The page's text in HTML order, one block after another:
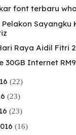
font terbaru
Sayangku
Raya Aidil Fitri
30GB Internet
(22)
(23)
(23)
(16)